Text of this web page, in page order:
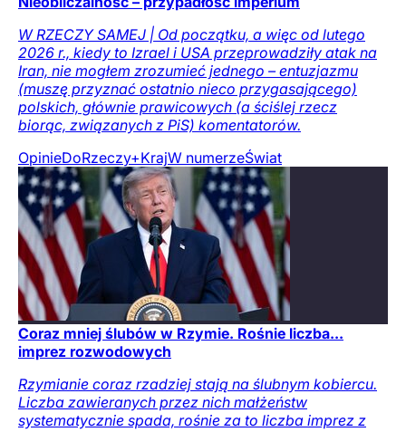
W RZECZY SAMEJ | Od początku, a więc od lutego
2026 r., kiedy to Izrael i USA przeprowadziły atak na
Iran, nie mogłem zrozumieć jednego – entuzjazmu
(muszę przyznać ostatnio nieco przygasającego)
polskich, głównie prawicowych (a ściślej rzecz
biorąc, związanych z PiS) komentatorów.
OpinieDoRzeczy+KrajW numerzeŚwiat
Coraz mniej ślubów w Rzymie. Rośnie liczba...
imprez rozwodowych
Rzymianie coraz rzadziej stają na ślubnym kobiercu.
Liczba zawieranych przez nich małżeństw
systematycznie spada, rośnie za to liczba imprez z